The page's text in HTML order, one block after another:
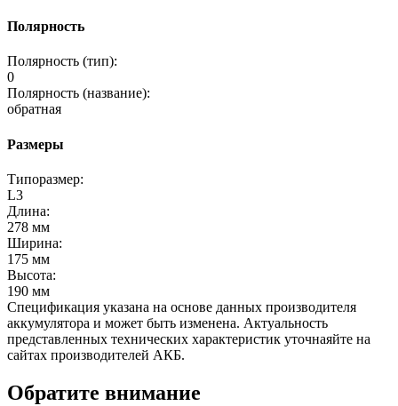
Полярность
Полярность (тип):
0
Полярность (название):
обратная
Размеры
Типоразмер:
L3
Длина:
278 мм
Ширина:
175 мм
Высота:
190 мм
Спецификация указана на основе данных производителя
аккумулятора и может быть изменена. Актуальность
представленных технических характеристик уточнаяйте на
сайтах производителей АКБ.
Обратите внимание